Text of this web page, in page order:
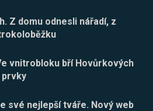
Z domu odnesli nářadí, z
vnitrobloku bří Hovůrkových
své nejlepší tváře. Nový web